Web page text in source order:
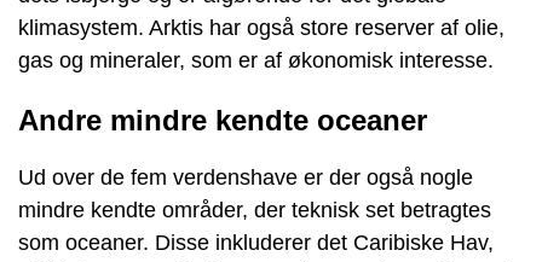
klimasystem. Arktis har også store reserver af olie,
gas og mineraler, som er af økonomisk interesse.
Andre mindre kendte oceaner
Ud over de fem verdenshave er der også nogle
mindre kendte områder, der teknisk set betragtes
som oceaner. Disse inkluderer det Caribiske Hav,